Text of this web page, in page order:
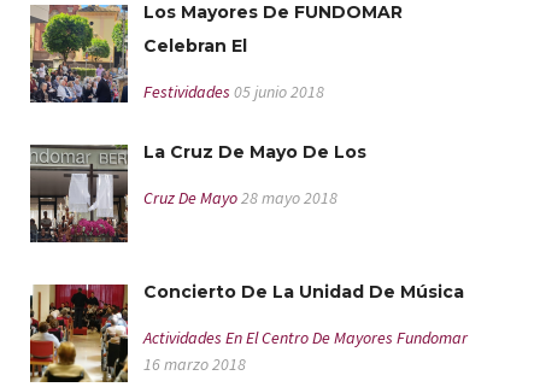
Los Mayores De FUNDOMAR
Celebran El
Festividades 05 junio 2018
La Cruz De Mayo De Los
Cruz De Mayo28 mayo 2018
Concierto De La Unidad De Música
Actividades En El Centro De Mayores Fundomar
16 marzo 2018